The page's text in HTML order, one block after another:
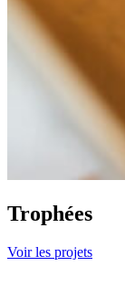
Trophées
Voir les projets